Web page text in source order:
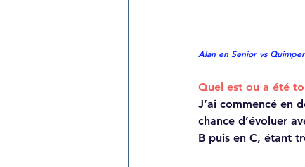
Alan en Senior vs
Quel est ou a été
J’ai commencé en
chance d’évoluer
B puis en C, étant